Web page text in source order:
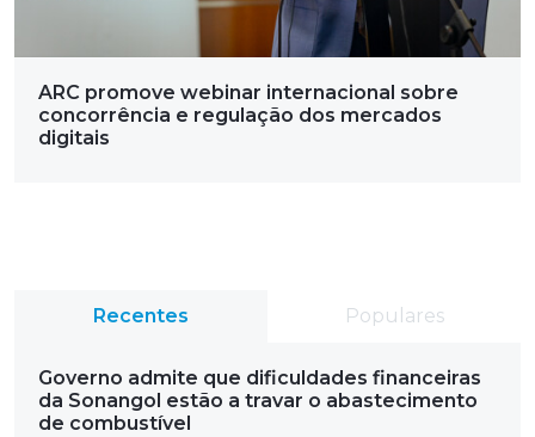
ARC promove webinar internacional sobre
concorrência e regulação dos mercados
digitais
Recentes Populares
Governo admite que dificuldades financeiras
da Sonangol estão a travar o abastecimento
de combustível